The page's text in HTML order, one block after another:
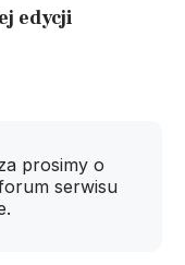
edycji
prosimy o
serwisu